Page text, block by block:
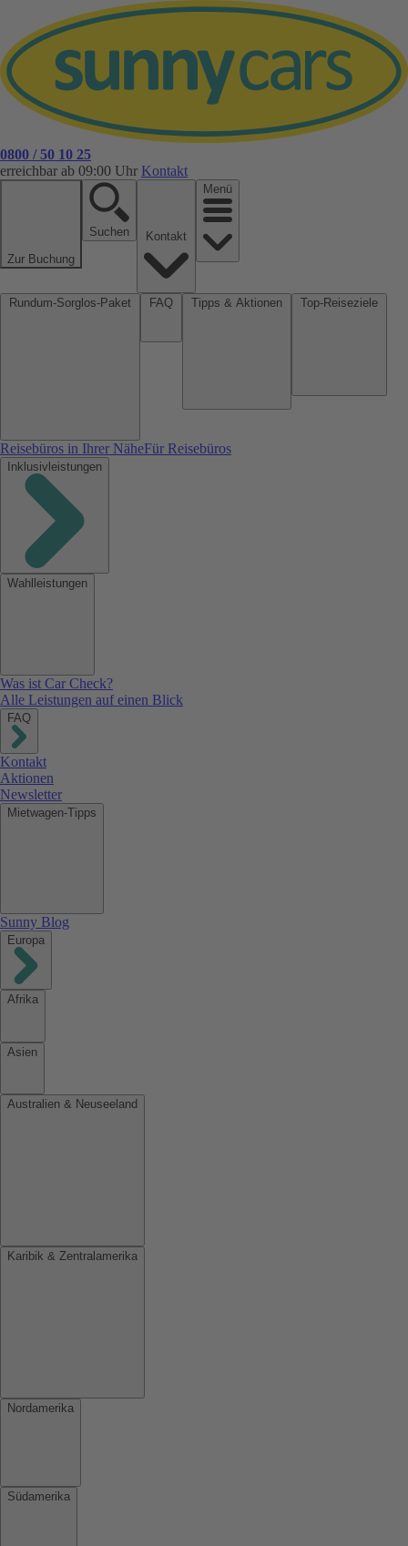
0800 / 50 10 25
erreichbar ab 09:00 Uhr Kontakt
Zur Buchung
Suchen
Menü
Reisebüros in Ihrer NäheFür Reisebüros
Inklusivleistungen
Wahlleistungen
Was ist Car Check?
Alle Leistungen auf einen Blick
FAQ
Kontakt
Aktionen
Newsletter
Mietwagen-Tipps
Sunny Blog
Europa
Afrika
Asien
Australien & Neuseeland
Karibik & Zentralamerika
Nordamerika
Südamerika